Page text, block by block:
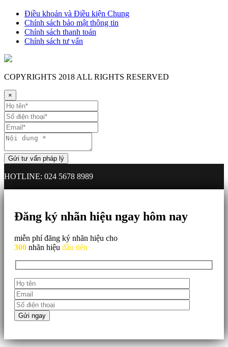
Điều khoản và Điều kiện Chung
Chính sách bảo mật thông tin
Chính sách thanh toán
Chính sách tư vấn
COPYRIGHTS 2018 ALL RIGHTS RESERVED
×
HOTLINE: 024 5678 8989
Đăng ký nhãn hiệu ngay hôm nay
miễn phí đăng ký nhãn hiệu cho
300 nhãn hiệu đầu tiên